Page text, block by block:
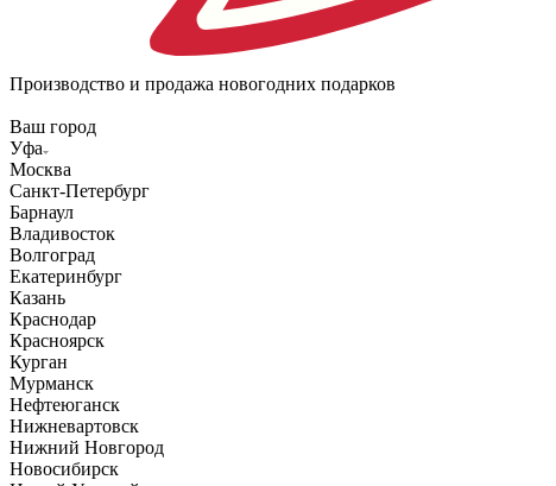
Производство и продажа новогодних подарков
Ваш город
Уфа
Москва
Санкт-Петербург
Барнаул
Владивосток
Волгоград
Екатеринбург
Казань
Краснодар
Красноярск
Курган
Мурманск
Нефтеюганск
Нижневартовск
Нижний Новгород
Новосибирск